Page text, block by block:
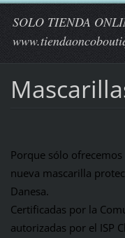
SOLO TIENDA
Porque sólo
nueva mascarilla
Danesa.
Certificadas por la
autorizadas por el ISP